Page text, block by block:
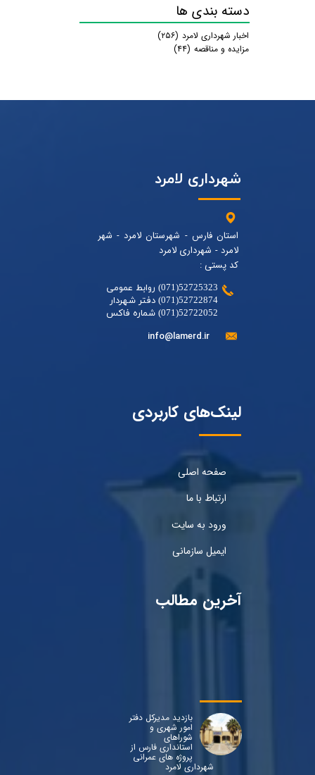
دسته بندی ها
اخبار شهرداری لامرد (۲۵۶)
مزایده و مناقصه (۴۴)
شهرداری لامرد
استان فارس - شهرستان لامرد - شهر
لامرد - شهرداری لامرد
کد پستی :
52725323(071) روابط عمومی
52722874(071) دفتر شهردار
52722052(071) شماره فاکس
info@lamerd.ir
لینک‌های کاربردی
صفحه اصلی
ارتباط با ما
ورود به سایت
ایمیل سازمانی
آخرین مطالب
بازدید مدیرکل دفتر
امور شهری و
شوراهای
استانداری فارس از
پروژه های عمرانی
شهرداری لامرد